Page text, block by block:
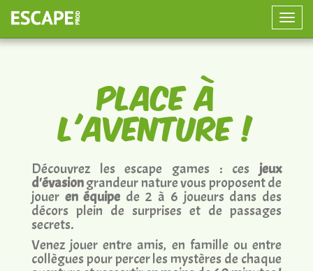
Toggle
Jeu d'Aventure et d'Évasion
Place à
l'Aventure !
Découvrez les escape games : ces jeux
d'évasiongrandeur nature vous proposent de
joueren équipe de 2 à 6 joueurs dans des
décors plein de surprises et de passages
secrets.
Venez jouer entre amis, en famille ou entre
collègues pour percer les mystères de chaque